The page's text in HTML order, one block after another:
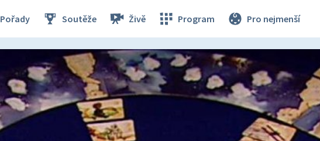
Pořady Soutěže Živě Program Pro nejmenší